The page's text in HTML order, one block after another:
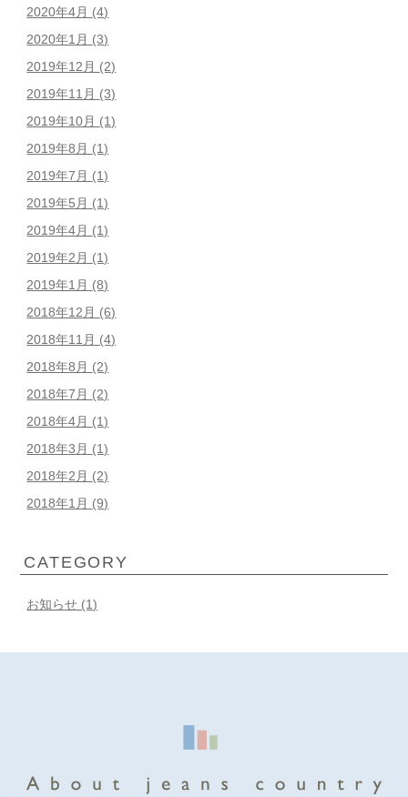
2020年4月 (4)
2020年1月 (3)
2019年12月 (2)
2019年11月 (3)
2019年10月 (1)
2019年8月 (1)
2019年7月 (1)
2019年5月 (1)
2019年4月 (1)
2019年2月 (1)
2019年1月 (8)
2018年12月 (6)
2018年11月 (4)
2018年8月 (2)
2018年7月 (2)
2018年4月 (1)
2018年3月 (1)
2018年2月 (2)
2018年1月 (9)
CATEGORY
お知らせ (1)